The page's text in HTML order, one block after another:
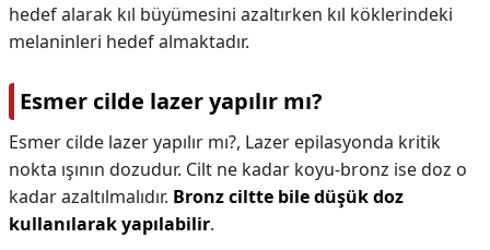
hedef alarak kıl büyümesini azaltırken kıl köklerindeki
melaninleri hedef almaktadır.
Esmer cilde lazer yapılır mı?
Esmer cilde lazer yapılır mı?, Lazer epilasyonda kritik
nokta ışının dozudur. Cilt ne kadar koyu-bronz ise doz o
kadar azaltılmalıdır. Bronz ciltte bile düşük doz
kullanılarak yapılabilir.